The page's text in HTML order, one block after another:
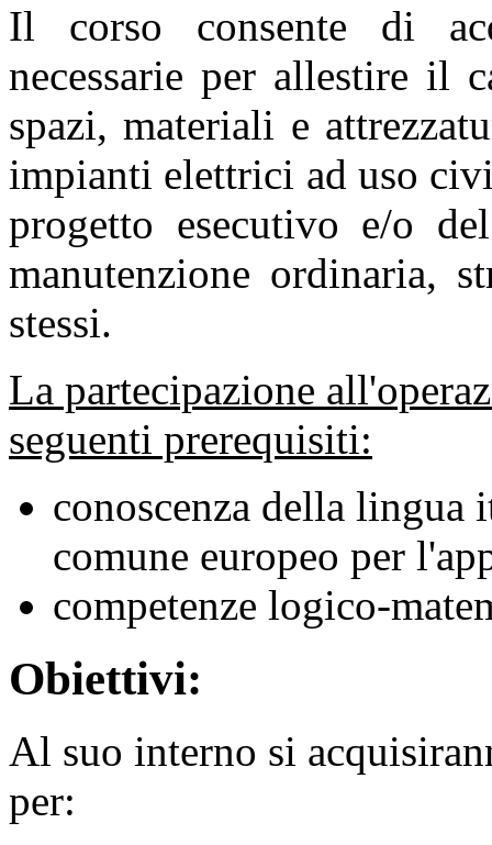
Il corso consente di
necessarie per allestire il
spazi, materiali e
impianti elettrici ad uso
progetto esecutivo e/o
manutenzione ordinaria,
stessi.
La partecipazione
seguenti prerequisiti:
conoscenza della
comune europeo per
competenze
Obiettivi:
Al suo interno si
per: